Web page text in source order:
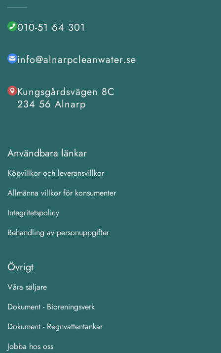
010-51 64 301
info@alnarpcleanwater.se
Kungsgårdsvägen 8C
234 56 Alnarp
Användbara länkar
Köpvillkor och leveransvillkor
Allmänna villkor för konsumenter
Integritetspolicy
Behandling av personuppgifter
Övrigt
Våra säljare
Dokument - Bioreningsverk
Dokument - Regnvattentankar
Jobba hos oss